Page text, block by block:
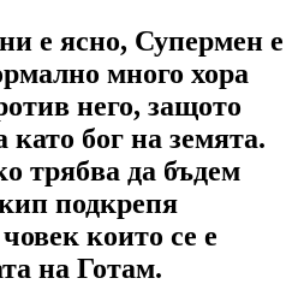
е ясно, Супермен е
много хора
него, защото
като бог на земята.
трябва да бъдем
подкрепя
които се е
на Готам.